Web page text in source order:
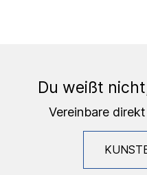
Du weißt
Vereinbare